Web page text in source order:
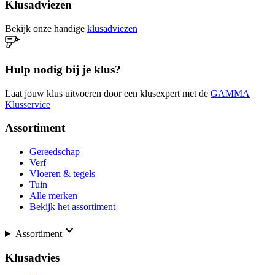
Klusadviezen
Bekijk onze handige klusadviezen
Hulp nodig bij je klus?
Laat jouw klus uitvoeren door een klusexpert met de GAMMA
Klusservice
Assortiment
Gereedschap
Verf
Vloeren & tegels
Tuin
Alle merken
Bekijk het assortiment
Assortiment
Klusadvies